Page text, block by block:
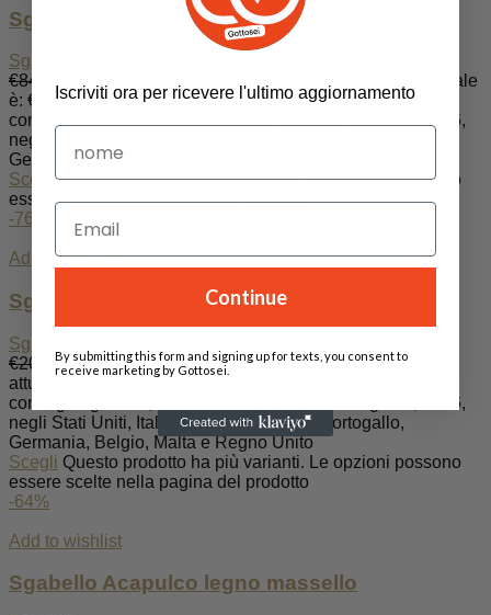
Sgabello Liu polipropilene metallo
Sgabelli
€84.00
Il prezzo attuale
è: €49.00.
consegna gratuita, stimata da Ago 12, 2026 - Ago 21, 2026,
negli Stati Uniti, Italia, Francia, Spagna, Portogallo,
Germania, Belgio, Malta e Regno Unito
Scegli Questo prodotto ha più varianti. Le opzioni possono
essere scelte nella pagina del prodotto
-76%
Add to wishlist
Sgabello Cosette / corda in polipropilene
Sgabelli
€203.00 Il prezzo originale era: €203.00.€49.00Il prezzo
attuale è: €49.00.
consegna gratuita, stimata da Ago 12, 2026 - Ago 21, 2026,
negli Stati Uniti, Italia, Francia, Spagna, Portogallo,
Germania, Belgio, Malta e Regno Unito
Scegli Questo prodotto ha più varianti. Le opzioni possono
essere scelte nella pagina del prodotto
-64%
Add to wishlist
Sgabello Acapulco legno massello
Iscriviti ora per ricevere l'ultimo aggiornamento
Continue
By submitting this form and signing up for texts, you consent to
receive marketing by Gottosei.